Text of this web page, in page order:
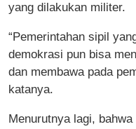
yang dilakukan militer.
“Pemerintahan sipil
demokrasi pun bisa
dan membawa pada
katanya.
Menurutnya lagi,